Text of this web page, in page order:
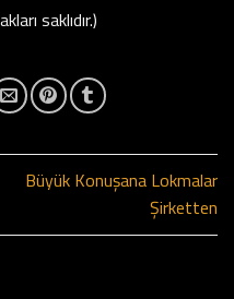
saklıdır.)
Büyük Konuşana Lokmalar
Şirketten